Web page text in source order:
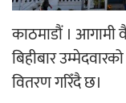
काठमाडौं । आगामी
बिहीबार
वितरण गरिँदै छ।